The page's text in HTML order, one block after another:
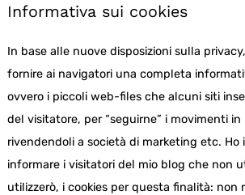
Informativa sui cookies
In base alle nuove disposizioni sulla
fornire ai navigatori una completa
ovvero i piccoli web-files che alcuni siti
del visitatore, per “seguirne” i movimenti
rivendendoli a società di marketing etc. Ho
informare i visitatori del mio blog che non
utilizzerò, i cookies per questa finalità: non